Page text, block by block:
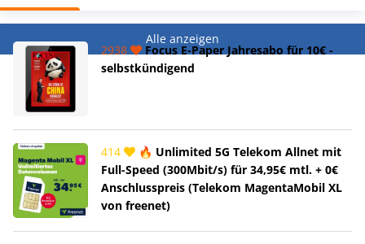
Alle anzeigen
2938
Focus E-Paper Jahresabo für 10€ -
selbstkündigend
414
🔥 Unlimited 5G Telekom Allnet mit
Full-Speed (300Mbit/s) für 34,95€ mtl. + 0€
Anschlusspreis (Telekom MagentaMobil XL
von freenet)